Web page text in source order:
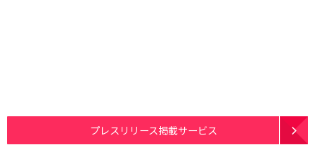
プレスリリース掲載サービス